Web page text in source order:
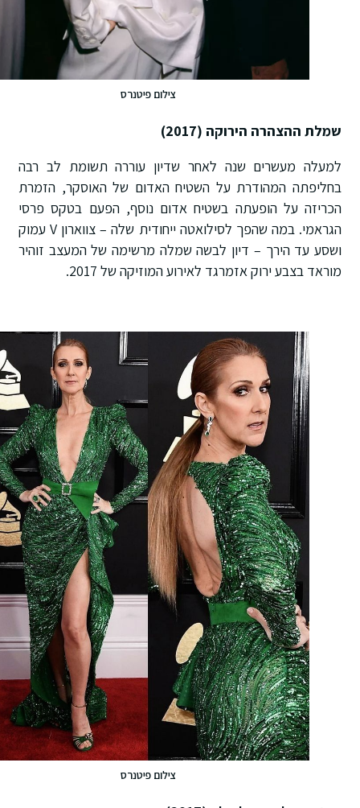
צילום פיטנרס
שמלת ההצהרה הירוקה (2017)
למעלה מעשרים שנה לאחר שדיון עוררה תשומת לב רבה
בחליפתה המהודרת על השטיח האדום של האוסקר, הזמרת
הכריזה על הופעתה בשטיח אדום נוסף, הפעם בטקס פרסי
הגראמי. במה שהפך לסילואטה ייחודית שלה – צווארון V עמוק
ושסע עד הירך – דיון לבשה שמלה מרשימה של המעצב זוהיר
מוראד בצבע ירוק אזמרגד לאירוע המוזיקה של 2017.
צילום פיטנרס